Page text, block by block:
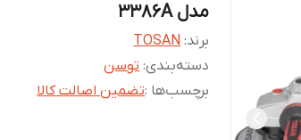
مدل 3386A
برند: TOSAN
دسته‌بندی:توسن
برچسب‌ها :تضمین اصالت کالا